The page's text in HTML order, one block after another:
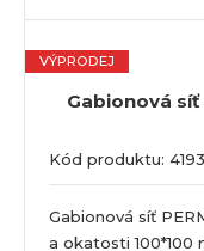
Gabionová
Kód produktu:
VÝPRODEJ
Gabionová síť
a okatosti 100*100